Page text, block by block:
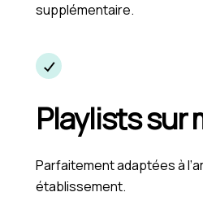
supplémentaire.
Playlists sur
Parfaitement adaptées à
établissement.